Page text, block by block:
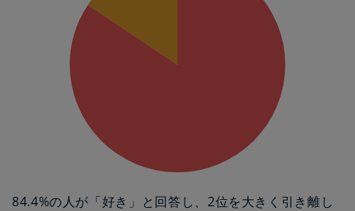
84.4%の人が「好き」と回答し、2位を大きく引き離し